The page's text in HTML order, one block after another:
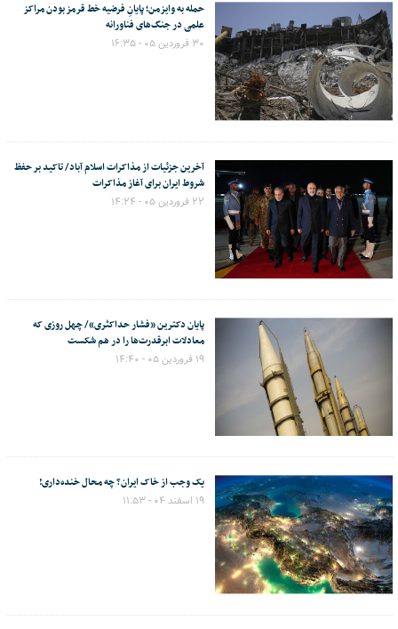
حمله به وایزمن؛ پایانِ فرضیه خط قرمز بودن مراکز
علمی در جنگ‌های فناورانه
۳۰ فروردین ۰۵ - ۱۶:۳۵
آخرین جزئیات از مذاکرات اسلام آباد/ تاکید بر حفظ
شروط ایران برای آغاز مذاکرات
۲۲ فروردین ۰۵ - ۱۴:۲۴
پایان دکترین «فشار حداکثری»/ چهل روزی که
معادلات ابرقدرت‌ها را در هم شکست
۱۹ فروردین ۰۵ - ۱۴:۴۰
یک وجب از خاک ایران؟ چه محال خنده‌داری!
۱۹ اسفند ۰۴ - ۱۱:۵۳